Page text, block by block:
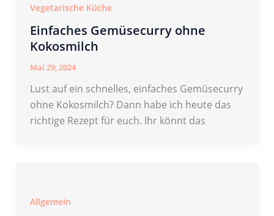
Vegetarische Küche
Einfaches Gemüsecurry ohne
Kokosmilch
Mai 29, 2024
Lust auf ein schnelles, einfaches Gemüsecurry
ohne Kokosmilch? Dann habe ich heute das
richtige Rezept für euch. Ihr könnt das
Allgemein